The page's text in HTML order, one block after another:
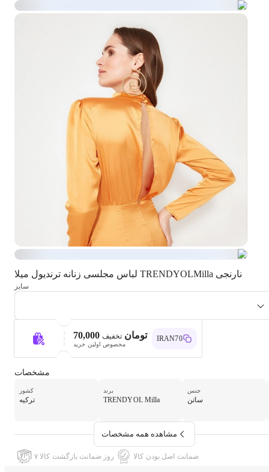
لباس مجلسی زنانه ترندیول میلا TRENDYOLMilla نارنجی
سایز
70,000 تومان تخفیف
مخصوص اولین خرید
IRAN70
مشخصات
کشور
ترکیه
برند
TRENDYOL Milla
جنس
ساتن
مشاهده همه مشخصات
۷ روز ضمانت بازگشت کالا ضمانت اصل بودن کالا